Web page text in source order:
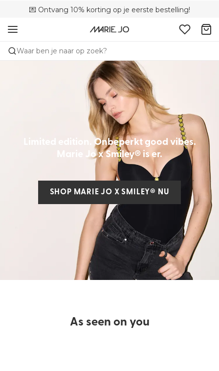
💌 Ontvang 10% korting op je eerste bestelling!
🚚 Gratis bezorging boven €90
📦 Gratis retourneren
Waar ben je naar op zoek?
Limited edition. Onbeperkt good vibes.
Marie Jo x Smiley® is er.
SHOP MARIE JO X SMILEY® NU
As seen on you